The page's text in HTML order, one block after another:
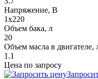
Напряжение, В
1x220
Объем бака, л
20
Объем масла в двигателе,
1.1
Цена по запросу